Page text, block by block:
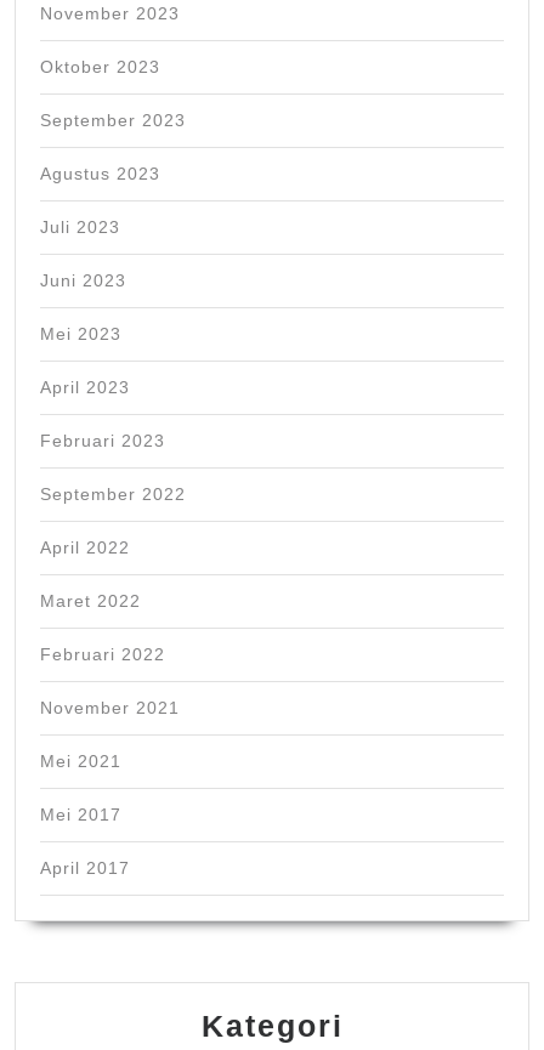
November 2023
Oktober 2023
September 2023
Agustus 2023
Juli 2023
Juni 2023
Mei 2023
April 2023
Februari 2023
September 2022
April 2022
Maret 2022
Februari 2022
November 2021
Mei 2021
Mei 2017
April 2017
Kategori